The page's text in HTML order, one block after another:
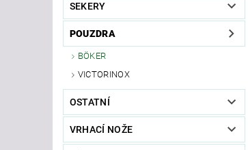
SEKERY
POUZDRA
BÖKER
VICTORINOX
OSTATNÍ
VRHACÍ NOŽE